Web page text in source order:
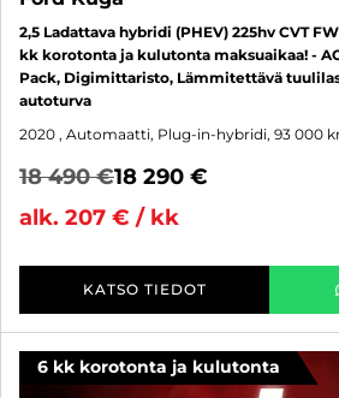
2,5 Ladattava hybridi (PHEV) 225hv CVT
kk korotonta ja kulutonta maksuaikaa! -
Pack, Digimittaristo, Lämmitettävä
autoturva
2020 , Automaatti, Plug-in-hybridi, 93 000
18 490 €18 290 €
alk. 207 € / kk
KATSO TIEDOT
6 kk korotonta ja kulutonta